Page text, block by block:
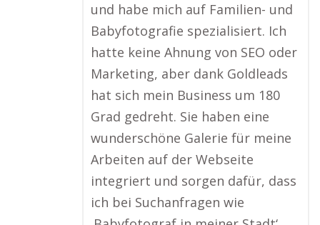
und habe mich auf Familien- und
Babyfotografie spezialisiert. Ich
hatte keine Ahnung von SEO oder
Marketing, aber dank Goldleads
hat sich mein Business um 180
Grad gedreht. Sie haben eine
wunderschöne Galerie für meine
Arbeiten auf der Webseite
integriert und sorgen dafür, dass
ich bei Suchanfragen wie